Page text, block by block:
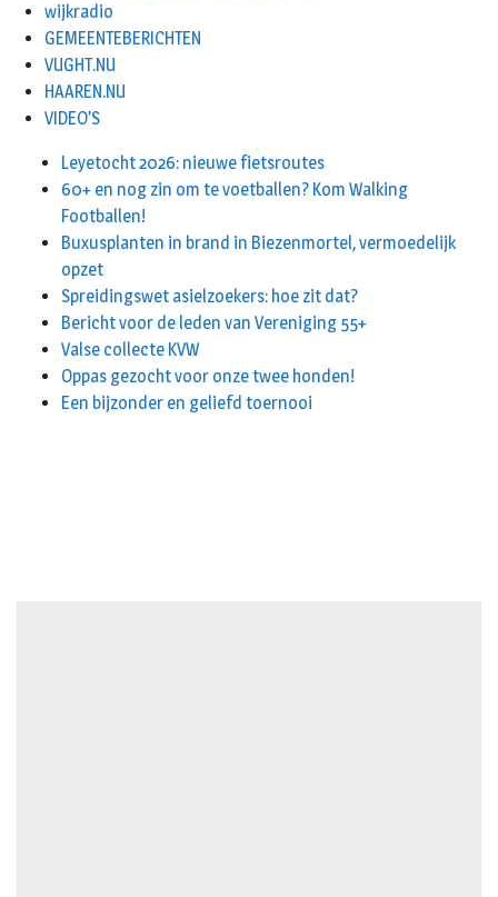
wijkradio
GEMEENTEBERICHTEN
VUGHT.NU
HAAREN.NU
VIDEO’S
Leyetocht 2026: nieuwe fietsroutes
60+ en nog zin om te voetballen? Kom Walking
Footballen!
Buxusplanten in brand in Biezenmortel, vermoedelijk
opzet
Spreidingswet asielzoekers: hoe zit dat?
Bericht voor de leden van Vereniging 55+
Valse collecte KVW
Oppas gezocht voor onze twee honden!
Een bijzonder en geliefd toernooi